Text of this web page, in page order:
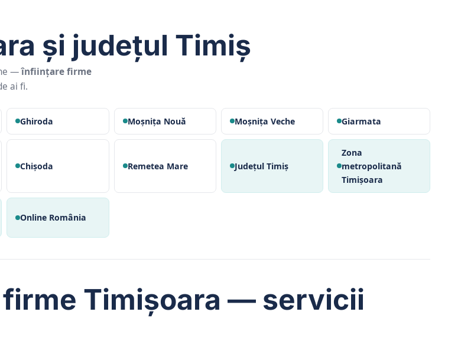
și județul Timiș
—înființare firme
ai fi.
Ghiroda Moșnița Nouă Moșnița Veche Giarmata
Chișoda Remetea Mare Județul Timiș
Zona
metropolitană
Timișoara
Online România
Timișoara — servicii